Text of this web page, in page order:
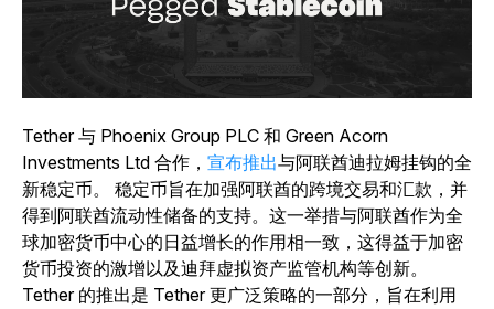
Tether 与 Phoenix Group PLC 和 Green Acorn
Investments Ltd 合作， 宣布推出与阿联酋迪拉姆挂钩的全
新稳定币。
稳定币旨在加强阿联酋的跨境交易和汇款，并
得到阿联酋流动性储备的支持。这一举措与阿联酋作为全
球加密货币中心的日益增长的作用相一致，这得益于加密
货币投资的激增以及迪拜虚拟资产监管机构等创新。
Tether 的推出是 Tether 更广泛策略的一部分，旨在利用